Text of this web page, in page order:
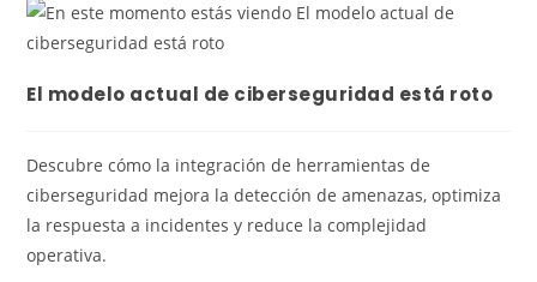
El modelo actual de ciberseguridad está roto
Descubre cómo la integración de herramientas de
ciberseguridad mejora la detección de amenazas, optimiza
la respuesta a incidentes y reduce la complejidad
operativa.